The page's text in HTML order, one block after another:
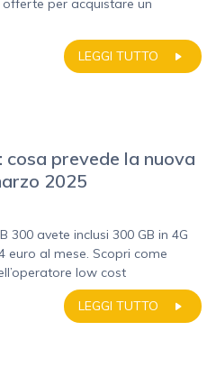
offerte per acquistare un
LEGGI TUTTO
cosa prevede la nuova
2025
300 avete inclusi 300 GB in 4G
euro al mese. Scopri come
low cost
LEGGI TUTTO